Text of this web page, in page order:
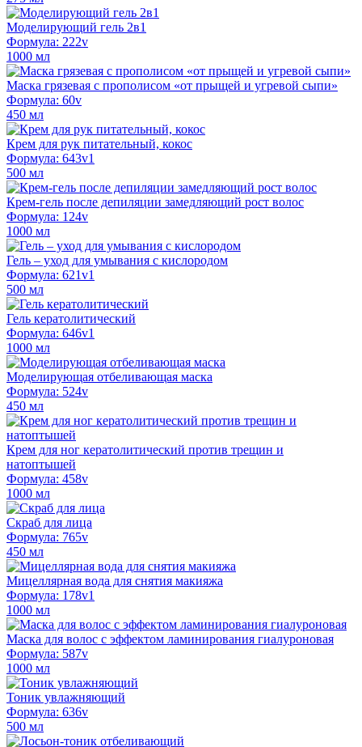
Моделирующий гель 2в1
Формула: 222v
1000 мл
Маска грязевая с прополисом «от прыщей и угревой сыпи»
Формула: 60v
450 мл
Крем для рук питательный, кокос
Формула: 643v1
500 мл
Крем-гель после депиляции замедляющий рост волос
Формула: 124v
1000 мл
Гель – уход для умывания с кислородом
Формула: 621v1
500 мл
Гель кератолитический
Формула: 646v1
1000 мл
Моделирующая отбеливающая маска
Формула: 524v
450 мл
Крем для ног кератолитический против трещин и
натоптышей
Формула: 458v
1000 мл
Скраб для лица
Формула: 765v
450 мл
Мицеллярная вода для снятия макияжа
Формула: 178v1
1000 мл
Маска для волос с эффектом ламинирования гиалуроновая
Формула: 587v
1000 мл
Тоник увлажняющий
Формула: 636v
500 мл